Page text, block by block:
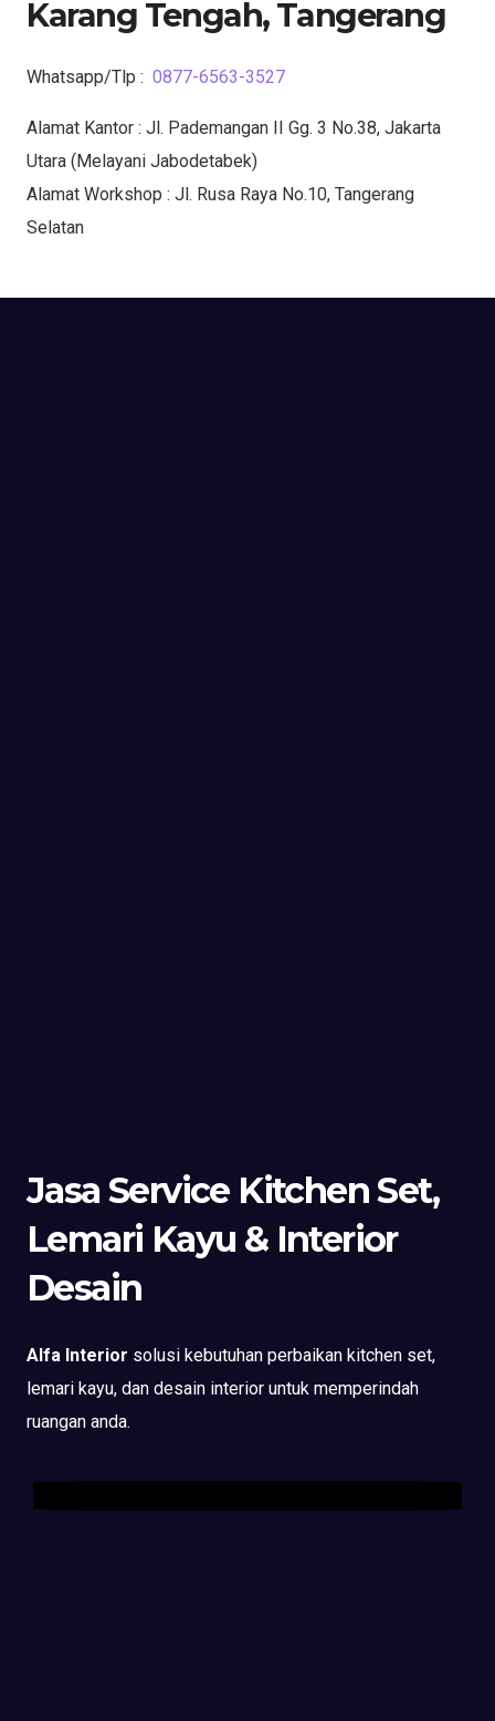
Karang Tengah, Tangerang
Whatsapp/Tlp : 0877-6563-3527
Alamat Kantor : Jl. Pademangan II Gg. 3 No.38, Jakarta
Utara (Melayani Jabodetabek)
Alamat Workshop : Jl. Rusa Raya No.10, Tangerang
Selatan
Jasa Service Kitchen Set,
Lemari Kayu & Interior
Desain
Alfa Interior solusi kebutuhan perbaikan kitchen set,
lemari kayu, dan desain interior untuk memperindah
ruangan anda.